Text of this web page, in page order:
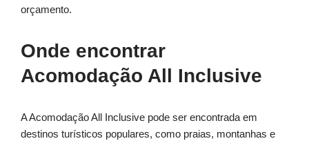
orçamento.
Onde encontrar
Acomodação All Inclusive
A Acomodação All Inclusive pode ser encontrada em
destinos turísticos populares, como praias, montanhas e